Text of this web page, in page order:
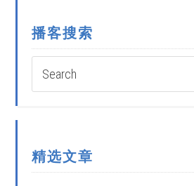
播客搜索
精选文章